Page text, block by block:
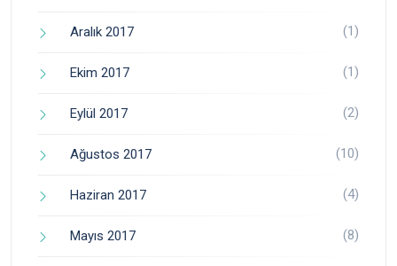
Aralık 2017 (1)
Ekim 2017 (1)
Eylül 2017 (2)
Ağustos 2017 (10)
Haziran 2017 (4)
Mayıs 2017 (8)